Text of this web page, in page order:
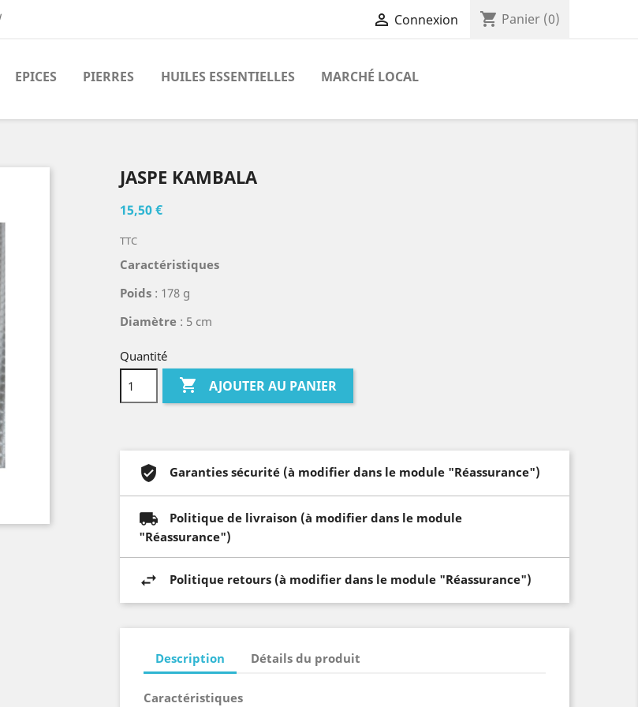
 Connexion shopping_cart Panier (0)
EPICES PIERRES HUILES ESSENTIELLES MARCHÉ LOCAL
JASPE KAMBALA
15,50 €
TTC
Caractéristiques
Poids : 178 g
Diamètre : 5 cm
Quantité
 AJOUTER AU PANIER
Garanties sécurité (à modifier dans le module "Réassurance")
Politique de livraison (à modifier dans le module
"Réassurance")
Politique retours (à modifier dans le module "Réassurance")
Description Détails du produit
Caractéristiques